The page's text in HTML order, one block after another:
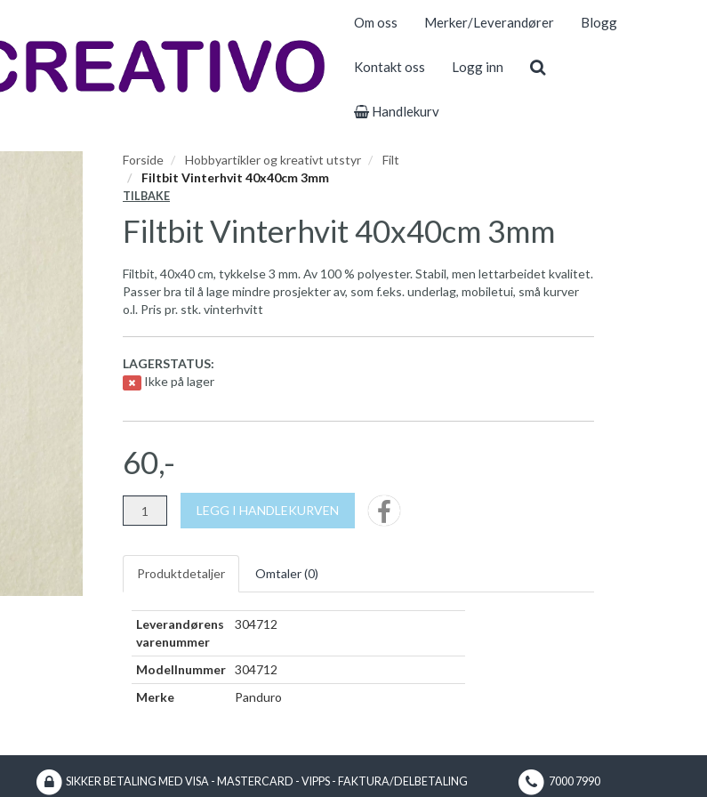
Om oss Merker/Leverandører Blogg
Kontakt oss Logg inn
Handlekurv
Forside Hobbyartikler og kreativt utstyr
Filt
Filtbit Vinterhvit 40x40cm 3mm
TILBAKE
Filtbit Vinterhvit 40x40cm 3mm
Filtbit, 40x40 cm, tykkelse 3 mm. Av 100 % polyester. Stabil, men lettarbeidet kvalitet.
Passer bra til å lage mindre prosjekter av, som f.eks. underlag, mobiletui, små kurver
o.l. Pris pr. stk. vinterhvitt
LAGERSTATUS:
Ikke på lager
60,-
LEGG I HANDLEKURVEN
Produktdetaljer Omtaler (0)
Leverandørens
varenummer
304712
Modellnummer 304712
Merke
Panduro
SIKKER BETALING MED VISA - MASTERCARD - VIPPS - FAKTURA/DELBETALING 7000 7990